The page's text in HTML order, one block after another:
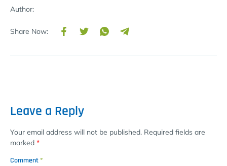
Author:
Share Now:
Leave a Reply
Your email address will not be published. Required fields are
marked *
Comment*